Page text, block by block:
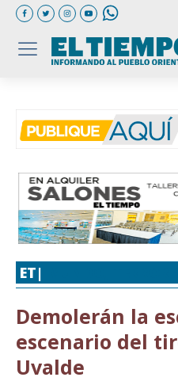
ET|
Demolerán la
escenario del
Uvalde